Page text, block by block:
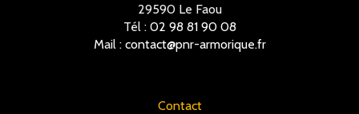
29590 Le Faou
Tél : 02 98 81 90 08
Mail : contact@pnr-armorique.fr
Contact